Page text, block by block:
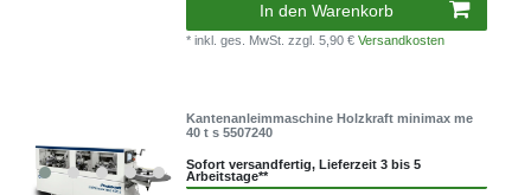
In den Warenkorb
* inkl. ges. MwSt.zzgl. 5,90 €Versandkosten
Kantenanleimmaschine Holzkraft minimax me
40 t s 5507240
Sofort versandfertig, Lieferzeit 3 bis 5
Arbeitstage**